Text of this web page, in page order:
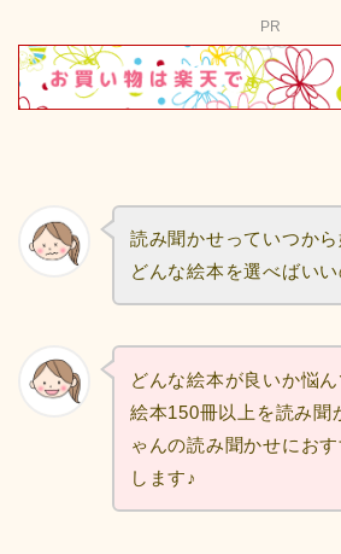
PR
読み聞かせっていつか
どんな絵本を選べばいい
どんな絵本が良いか悩ん
絵本150冊以上を読み聞
ゃんの読み聞かせにお
します♪